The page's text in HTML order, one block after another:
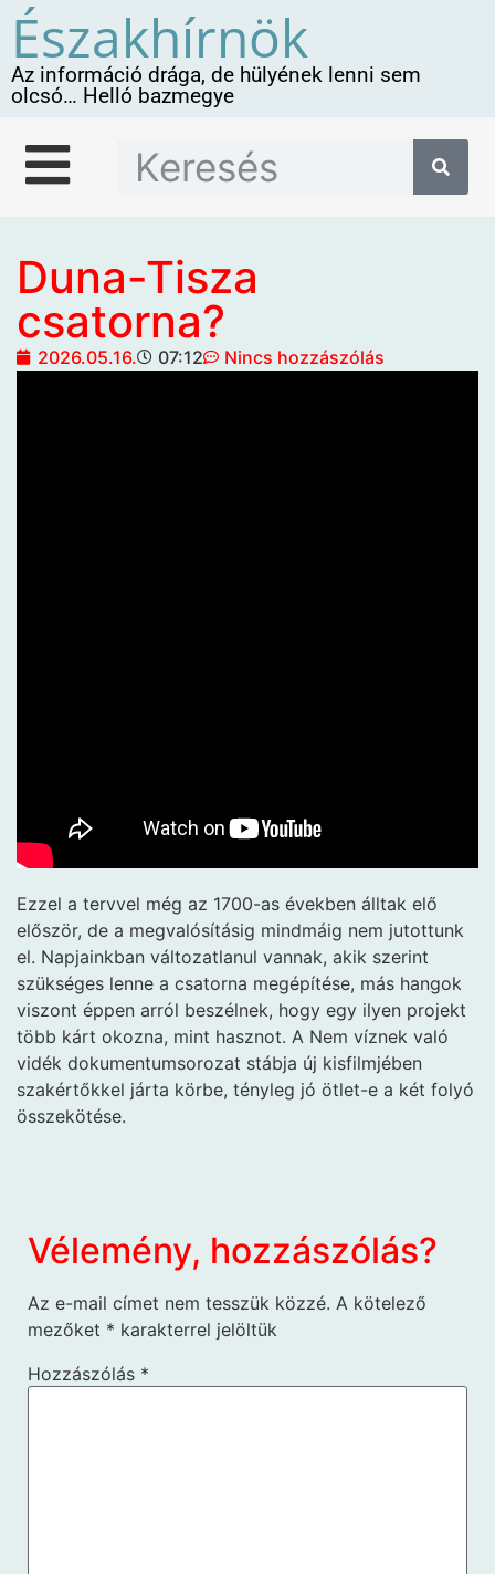
Északhírnök
Az információ drága, de hülyének lenni sem
olcsó… Helló bazmegye
Duna-Tisza
csatorna?
2026.05.16. 07:12 Nincs hozzászólás
Ezzel a tervvel még az 1700-as években álltak elő
először, de a megvalósításig mindmáig nem jutottunk
el. Napjainkban változatlanul vannak, akik szerint
szükséges lenne a csatorna megépítése, más hangok
viszont éppen arról beszélnek, hogy egy ilyen projekt
több kárt okozna, mint hasznot. A Nem víznek való
vidék dokumentumsorozat stábja új kisfilmjében
szakértőkkel járta körbe, tényleg jó ötlet-e a két folyó
összekötése.
Vélemény, hozzászólás?
Az e-mail címet nem tesszük közzé. A kötelező
mezőket * karakterrel jelöltük
Hozzászólás *